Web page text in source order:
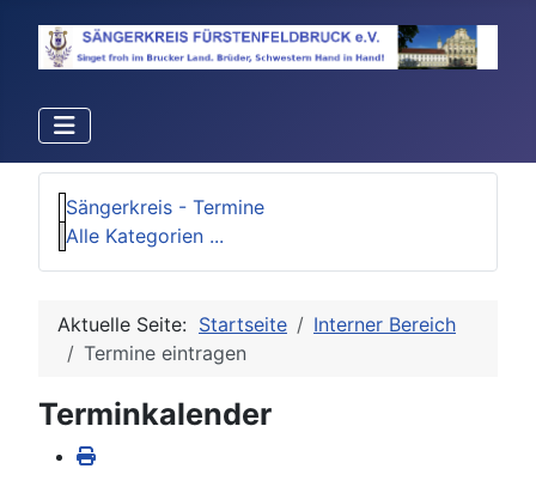
Sängerkreis - Termine
Alle Kategorien ...
Aktuelle Seite: Startseite
Interner Bereich
Termine eintragen
Terminkalender